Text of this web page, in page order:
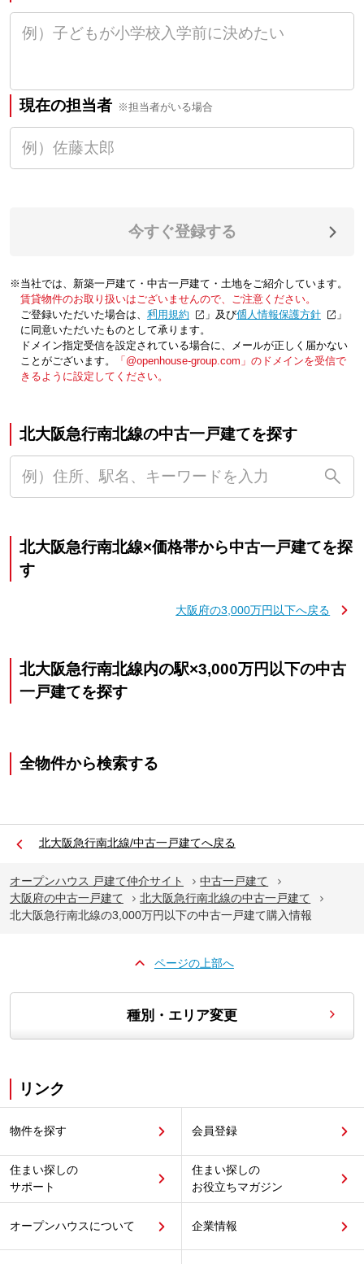
現在の担当者 ※担当者がいる場合
今すぐ登録する
※当社では、新築一戸建て・中古一戸建て・土地をご紹介しています。
賃貸物件のお取り扱いはございませんので、ご注意ください。
ご登録いただいた場合は、「利用規約 」及び「個人情報保護方針
」
に同意いただいたものとして承ります。
ドメイン指定受信を設定されている場合に、メールが正しく届かない
ことがございます。
「@openhouse-group.com」のドメインを受信で
きるように設定してください。
北大阪急行南北線の中古一戸建てを探す
北大阪急行南北線×価格帯から中古一戸建てを探
す
大阪府の3,000万円以下へ戻る
北大阪急行南北線内の駅×3,000万円以下の中古
一戸建てを探す
全物件から検索する
北大阪急行南北線/中古一戸建てへ戻る
オープンハウス 戸建て仲介サイト
中古一戸建て
大阪府の中古一戸建て
北大阪急行南北線の中古一戸建て
北大阪急行南北線の3,000万円以下の中古一戸建て購入情報
ページの上部へ
種別・エリア変更
リンク
物件を探す 会員登録
住まい探しの
サポート
住まい探しの
お役立ちマガジン
オープンハウスについて 企業情報